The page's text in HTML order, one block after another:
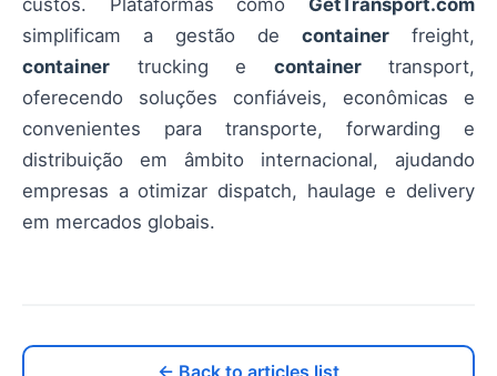
custos. Plataformas como GetTransport.com
simplificam a gestão de container freight,
container trucking e containertransport,
oferecendo soluções confiáveis, econômicas e
convenientes para transporte, forwarding e
distribuição em âmbito internacional, ajudando
empresas a otimizar dispatch, haulage e delivery
em mercados globais.